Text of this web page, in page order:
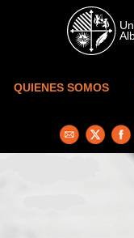
Skip to main content
QUIENES SOMOS